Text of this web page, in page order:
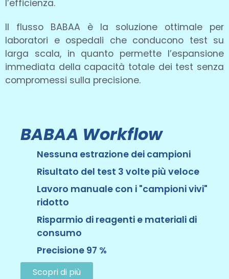
l’efficienza.
Il flusso BABAA è la soluzione ottimale per
laboratori e ospedali che conducono test su
larga scala, in quanto permette l’espansione
immediata della capacità totale dei test senza
compromessi sulla precisione.
BABAA Workflow
Nessuna estrazione dei campioni
Risultato del test 3 volte più veloce
Lavoro manuale con i "campioni vivi"
ridotto
Risparmio di reagenti e materiali di
consumo
Precisione 97 %
Scopri di più